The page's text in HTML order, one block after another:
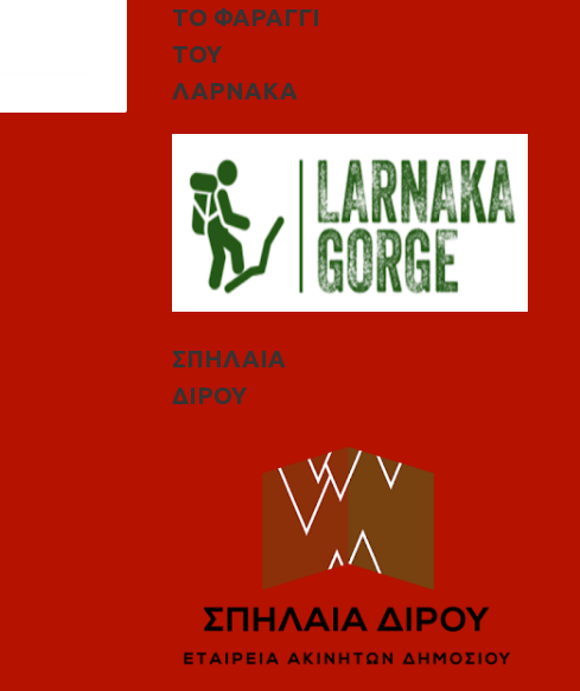
ΤΟ ΦΑΡΑΓΓΙ
ΤΟΥ
ΛΑΡΝΑΚΑ
ΣΠΗΛΑΙΑ
ΔΙΡΟΥ